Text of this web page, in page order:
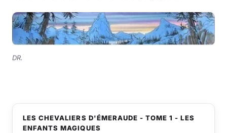
DR.
LES CHEVALIERS D'ÉMERAUDE - TOME 1 - LES
ENFANTS MAGIQUES